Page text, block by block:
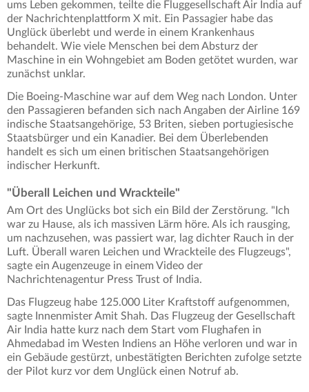
ums Leben gekommen, teilte die Fluggesellschaft Air India auf
der Nachrichtenplattform X mit. Ein Passagier habe das
Unglück überlebt und werde in einem Krankenhaus
behandelt. Wie viele Menschen bei dem Absturz der
Maschine in ein Wohngebiet am Boden getötet wurden, war
zunächst unklar.
Die Boeing-Maschine war auf dem Weg nach London. Unter
den Passagieren befanden sich nach Angaben der Airline 169
indische Staatsangehörige, 53 Briten, sieben portugiesische
Staatsbürger und ein Kanadier. Bei dem Überlebenden
handelt es sich um einen britischen Staatsangehörigen
indischer Herkunft.
"Überall Leichen und Wrackteile"
Am Ort des Unglücks bot sich ein Bild der Zerstörung. "Ich
war zu Hause, als ich massiven Lärm höre. Als ich rausging,
um nachzusehen, was passiert war, lag dichter Rauch in der
Luft. Überall waren Leichen und Wrackteile des Flugzeugs",
sagte ein Augenzeuge in einem Video der
Nachrichtenagentur Press Trust of India.
Das Flugzeug habe 125.000 Liter Kraftstoff aufgenommen,
sagte Innenmister Amit Shah. Das Flugzeug der Gesellschaft
Air India hatte kurz nach dem Start vom Flughafen in
Ahmedabad im Westen Indiens an Höhe verloren und war in
ein Gebäude gestürzt, unbestätigten Berichten zufolge setzte
der Pilot kurz vor dem Unglück einen Notruf ab.